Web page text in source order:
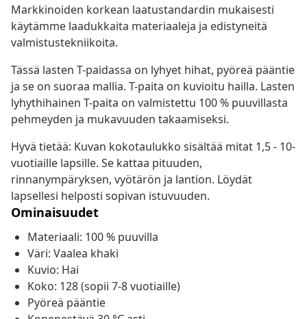
Markkinoiden korkean laatustandardin mukaisesti
käytämme laadukkaita materiaaleja ja edistyneitä
valmistustekniikoita.
Tässä lasten T-paidassa on lyhyet hihat, pyöreä pääntie
ja se on suoraa mallia. T-paita on kuvioitu hailla. Lasten
lyhythihainen T-paita on valmistettu 100 % puuvillasta
pehmeyden ja mukavuuden takaamiseksi.
Hyvä tietää: Kuvan kokotaulukko sisältää mitat 1,5 - 10-
vuotiaille lapsille. Se kattaa pituuden,
rinnanympäryksen, vyötärön ja lantion. Löydät
lapsellesi helposti sopivan istuvuuden.
Ominaisuudet
Materiaali: 100 % puuvilla
Väri: Vaalea khaki
Kuvio: Hai
Koko: 128 (sopii 7-8 vuotiaille)
Pyöreä pääntie